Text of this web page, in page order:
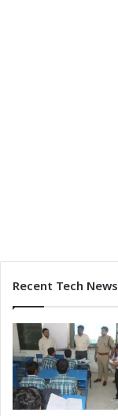
Recent Tech News